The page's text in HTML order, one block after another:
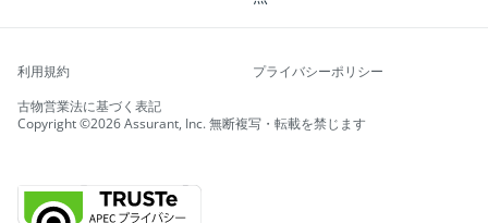
Copyright ©2026 Assurant, Inc. 無断複写・転載を禁じます
利用規約
プライバシーポリシー
古物営業法に基づく表記